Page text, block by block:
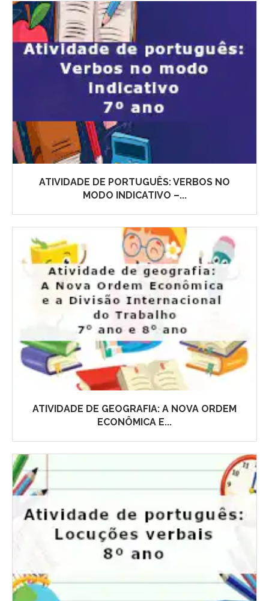
ATIVIDADE DE PORTUGUÊS: VERBOS NO
MODO INDICATIVO –...
ATIVIDADE DE GEOGRAFIA: A NOVA ORDEM
ECONÔMICA E...